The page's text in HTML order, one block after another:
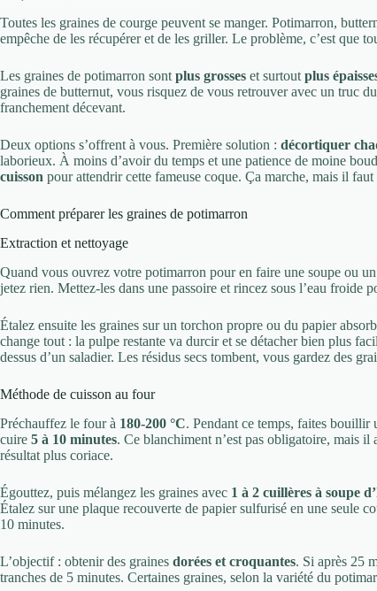
Toutes les graines de courge peuvent se manger. Potimarron,
empêche de les récupérer et de les griller. Le problème, c’est que
Les graines de potimarron sontplus grosses et surtoutplus
graines de butternut, vous risquez de vous retrouver avec un truc
franchement décevant.
Deux options s’offrent à vous. Première solution : décortiquer
laborieux. À moins d’avoir du temps et une patience de moine
cuisson pour attendrir cette fameuse coque. Ça marche, mais il
Comment préparer les graines de potimarron
Extraction et nettoyage
Quand vous ouvrez votre potimarron pour en faire une soupe ou
jetez rien. Mettez-les dans une passoire et rincez sous l’eau froide
Étalez ensuite les graines sur un torchon propre ou du papier
change tout : la pulpe restante va durcir et se détacher bien plus
dessus d’un saladier. Les résidus secs tombent, vous gardez des
Méthode de cuisson au four
Préchauffez le four à 180-200 °C. Pendant ce temps, faites bouillir
cuire 5 à 10 minutes. Ce blanchiment n’est pas obligatoire, mais il
résultat plus coriace.
Égouttez, puis mélangez les graines avec 1 à 2 cuillères à soupe
Étalez sur une plaque recouverte de papier sulfurisé en une seule
10 minutes.
L’objectif : obtenir des graines dorées et croquantes. Si après 25
tranches de 5 minutes. Certaines graines, selon la variété du